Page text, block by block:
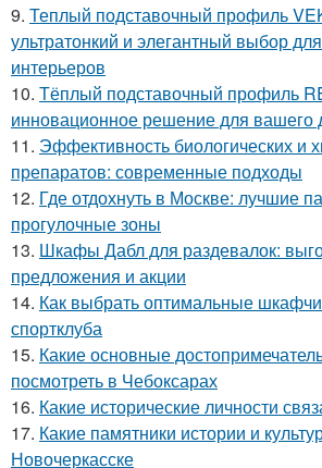
9. Теплый подставочный профиль
ультратонкий и элегантный выбор
интерьеров
10. Тёплый подставочный профиль
инновационное решение для вашего
11. Эффективность биологических и
препаратов: современные подходы
12. Где отдохнуть в Москве: лучшие
прогулочные зоны
13. Шкафы Дабл для раздевалок:
предложения и акции
14. Как выбрать оптимальные
спортклуба
15. Какие основные
посмотреть в Чебоксарах
16. Какие исторические личности
17. Какие памятники истории и
Новочеркасске